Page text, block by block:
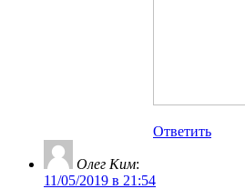
Ответить
Олег Ким:
11/05/2019 в 21:54